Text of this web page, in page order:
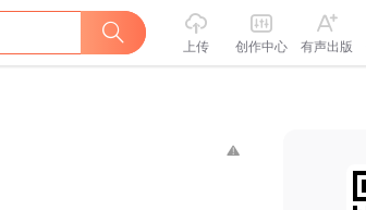
上传 创作中心 有声出版